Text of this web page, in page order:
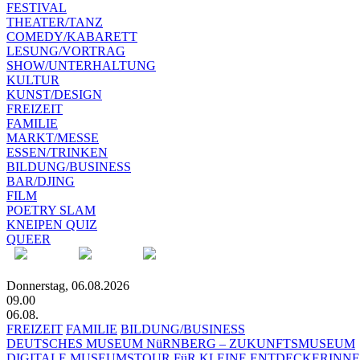
FESTIVAL
THEATER/TANZ
COMEDY/KABARETT
LESUNG/VORTRAG
SHOW/UNTERHALTUNG
KULTUR
KUNST/DESIGN
FREIZEIT
FAMILIE
MARKT/MESSE
ESSEN/TRINKEN
BILDUNG/BUSINESS
BAR/DJING
FILM
POETRY SLAM
KNEIPEN QUIZ
QUEER
Donnerstag, 06.08.2026
09.00
06.08.
FREIZEIT FAMILIE BILDUNG/BUSINESS
DEUTSCHES MUSEUM NüRNBERG – ZUKUNFTSMUSEUM